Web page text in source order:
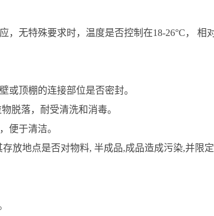
无特殊要求时，温度是否控制在18-26°C， 相
或顶棚的连接部位是否密封。
脱落，耐受清洗和消毒。
便于清洁。
放地点是否对物料, 半成品,成品造成污染,并限